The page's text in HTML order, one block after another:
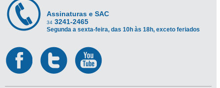
Assinaturas e SAC
34 3241-2465
Segunda a sexta-feira, das 10h às 18h, exceto feriados